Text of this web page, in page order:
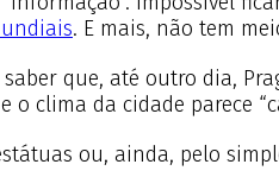
. E mais, não tem
que, até outro dia,
clima da cidade parece
ou, ainda, pelo